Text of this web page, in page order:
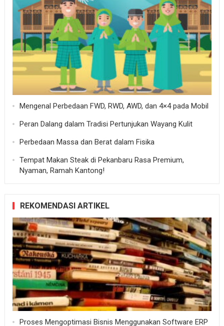
Mengenal Perbedaan FWD, RWD, AWD, dan 4×4 pada Mobil
Peran Dalang dalam Tradisi Pertunjukan Wayang Kulit
Perbedaan Massa dan Berat dalam Fisika
Tempat Makan Steak di Pekanbaru Rasa Premium,
Nyaman, Ramah Kantong!
REKOMENDASI ARTIKEL
Proses Mengoptimasi Bisnis Menggunakan Software ERP